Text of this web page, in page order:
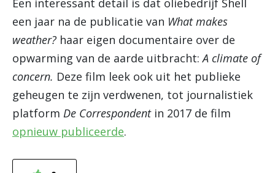
Een interessant detail is dat oliebedrijf Shell
een jaar na de publicatie van What makes
weather? haar eigen documentaire over de
opwarming van de aarde uitbracht:A climate of
concern. Deze film leek ook uit het publieke
geheugen te zijn verdwenen, tot journalistiek
platform De Correspondentin 2017 de film
opnieuw publiceerde.